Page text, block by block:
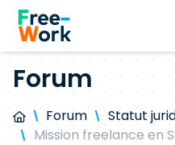
Forum
Forum
Statut
Mission freelance en